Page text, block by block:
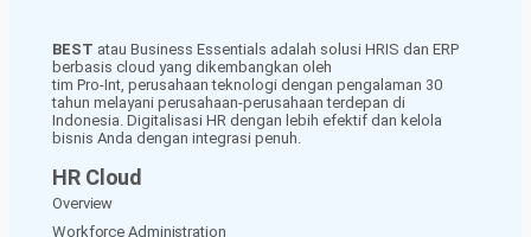
BEST atau Business Essentials adalah solusi HRIS dan ERP
berbasis cloud yang dikembangkan oleh
tim Pro-Int, perusahaan teknologi dengan pengalaman 30
tahun melayani perusahaan-perusahaan terdepan di
Indonesia. Digitalisasi HR dengan lebih efektif dan kelola
bisnis Anda dengan integrasi penuh.
HR Cloud
Overview
Workforce Administration